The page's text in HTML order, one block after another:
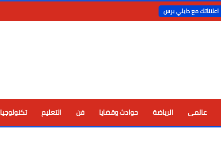
اعلاناتك مع دايلي برس
عالمى الرياضة حوادث وقضايا فن التعليم تكنولوجيا